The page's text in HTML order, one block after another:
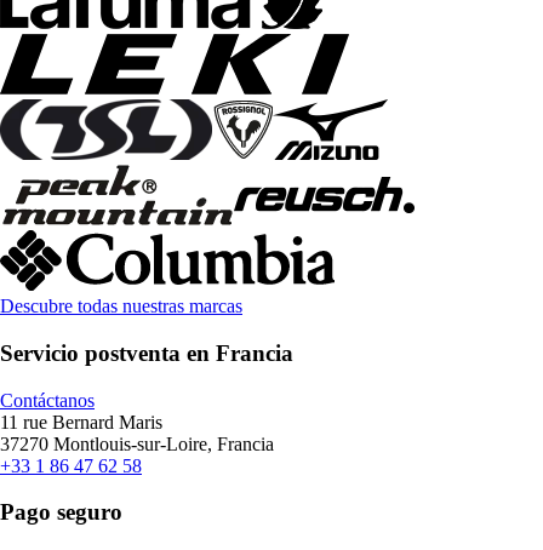
Descubre todas nuestras marcas
Servicio postventa en Francia
Contáctanos
11 rue Bernard Maris
37270 Montlouis-sur-Loire, Francia
+33 1 86 47 62 58
Pago seguro